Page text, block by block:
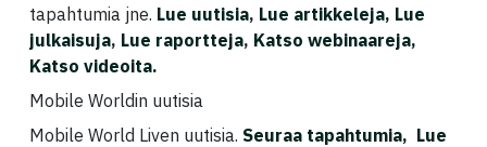
tapahtumia jne. Lue uutisia, Lue artikkeleja, Lue
julkaisuja, Lue raportteja, Katso webinaareja,
Katso videoita.
Mobile Worldin uutisia
Mobile World Liven uutisia. Seuraa tapahtumia, Lue